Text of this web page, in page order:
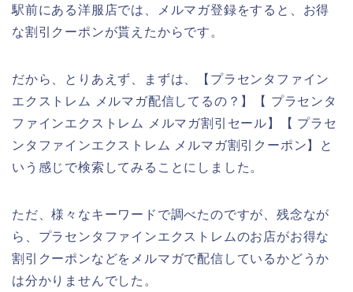
駅前にある洋服店では、メルマガ登録をすると、お得
な割引クーポンが貰えたからです。
だから、とりあえず、まずは、【プラセンタファイン
エクストレム メルマガ配信してるの？】【 プラセンタ
ファインエクストレム メルマガ割引セール】【 プラセ
ンタファインエクストレム メルマガ割引クーポン】と
いう感じで検索してみることにしました。
ただ、様々なキーワードで調べたのですが、残念なが
ら、プラセンタファインエクストレムのお店がお得な
割引クーポンなどをメルマガで配信しているかどうか
は分かりませんでした。